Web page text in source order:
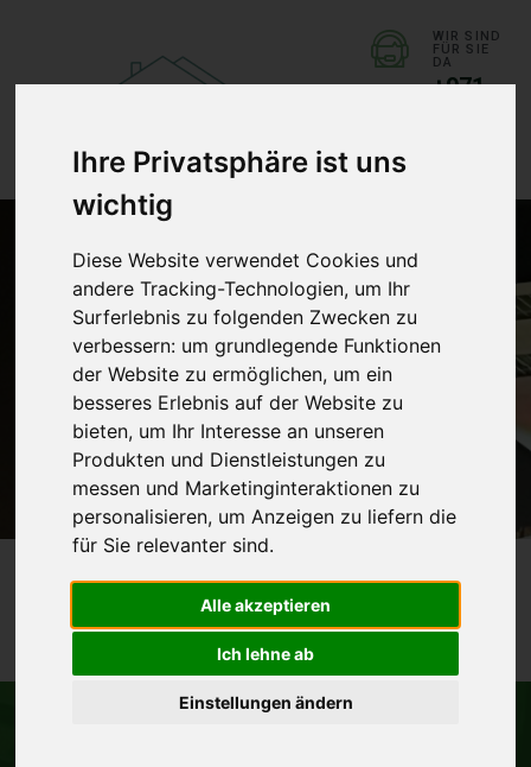
Ihre Privatsphäre ist uns
wichtig
Diese Website verwendet Cookies und
andere Tracking-Technologien, um Ihr
Surferlebnis zu folgenden Zwecken zu
verbessern: um grundlegende Funktionen
der Website zu ermöglichen, um ein
besseres Erlebnis auf der Website zu
bieten, um Ihr Interesse an unseren
Produkten und Dienstleistungen zu
messen und Marketinginteraktionen zu
personalisieren, um Anzeigen zu liefern die
für Sie relevanter sind.
Alle akzeptieren
Ich lehne ab
Einstellungen ändern
WIR SIND
FÜR SIE
DA
+971
Startseite / Blog
Blog